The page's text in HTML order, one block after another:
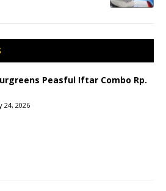
Peasful Iftar Combo Rp.
24, 2026